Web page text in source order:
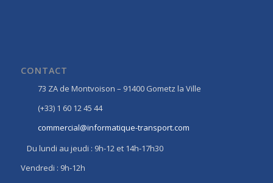
CONTACT
73 ZA de Montvoison – 91400 Gometz la Ville
(+33) 1 60 12 45 44
commercial@informatique-transport.com
Du lundi au jeudi : 9h-12 et 14h-17h30
Vendredi : 9h-12h